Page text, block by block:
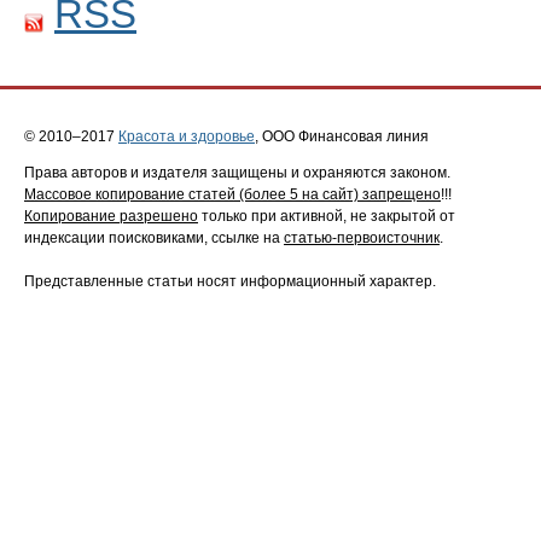
RSS
© 2010–2017 Красота и здоровье , ООО Финансовая линия
Права авторов и издателя защищены и охраняются законом.
Массовое копирование статей (более 5 на сайт) запрещено!!!
Копирование разрешено только при активной, не закрытой от
индексации поисковиками, ссылке на статью-первоисточник
Представленные статьи носят информационный характер.